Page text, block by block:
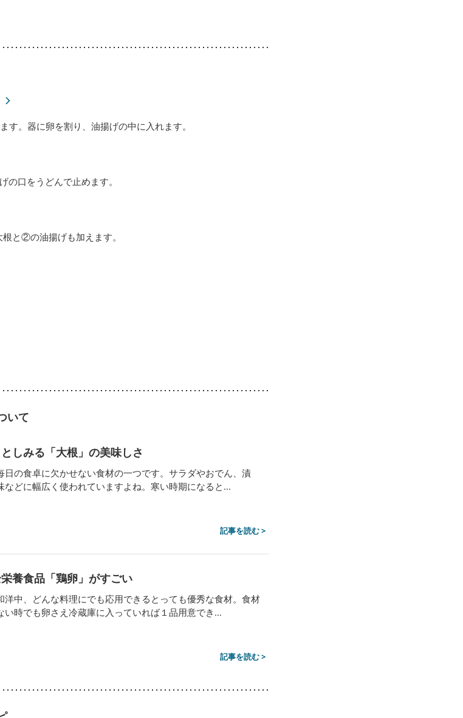
す。器に卵を割り、油揚げの中に入れます。
の口をうどんで止めます。
と②の油揚げも加えます。
いて
しみる「大根」の美味しさ
日の食卓に欠かせない食材の一つです。サラダやおでん、漬
などに幅広く使われていますよね。寒い時期になると...
記事を読む >
養食品「鶏卵」がすごい
洋中、どんな料理にでも応用できるとっても優秀な食材。食材
い時でも卵さえ冷蔵庫に入っていれば１品用意でき...
記事を読む >